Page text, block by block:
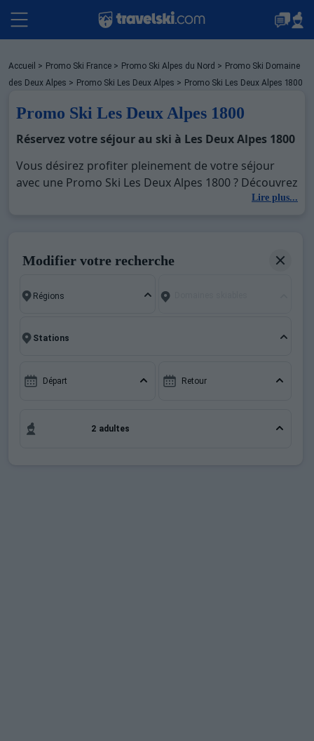
Packages
Stations
Hébergements
Accueil > Promo Ski France > Promo Ski Alpes du Nord > Promo Ski Domaine
des Deux Alpes > Promo Ski Les Deux Alpes > Promo Ski Les Deux Alpes 1800
Promo Ski Les Deux Alpes 1800
Réservez votre séjour au ski à Les Deux Alpes 1800
Vous désirez profiter pleinement de votre séjour
avec une Promo Ski Les Deux Alpes 1800 ? Découvrez
nos offres de Promo Ski Les Deux Alpes 1800 pour
moderne où vous pourrez mêler les plaisirs de la
immersion avec la beauté des paysages
Promo Ski Les Deux Alpes 1800 , en famille ou entre
Lire plus...
Modifier votre recherche
Départ Retour
2 adultes